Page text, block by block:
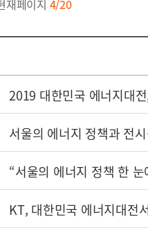
재페이지 4/20
2019 대한민국 에너지대
서울의 에너지 정책과 전
“서울의 에너지 정책 한 눈
KT, 대한민국 에너지대전